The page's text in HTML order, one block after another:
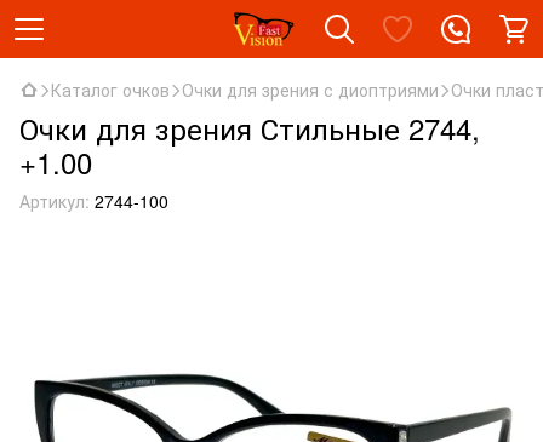
Каталог очков Очки для зрения с диоптриями Очки
Очки для зрения Стильные 2744,
+1.00
Артикул: 2744-100